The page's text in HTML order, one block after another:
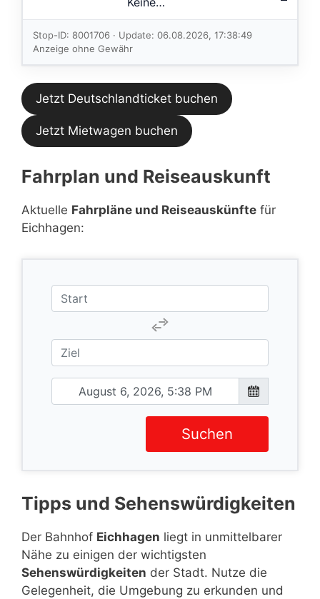
Verbindungen
im aktuellen
Feed.
Stop-ID: 8001706 · Update: 06.08.2026, 17:38:49
Anzeige ohne Gewähr
Jetzt Deutschlandticket buchen
Jetzt Mietwagen buchen
Fahrplan und Reiseauskunft
Aktuelle Fahrpläne und Reiseauskünfte für
Eichhagen:
Suchen
Tipps und Sehenswürdigkeiten
Der Bahnhof Eichhagen liegt in unmittelbarer
Nähe zu einigen der wichtigsten
Sehenswürdigkeiten der Stadt. Nutze die
Gelegenheit, die Umgebung zu erkunden und